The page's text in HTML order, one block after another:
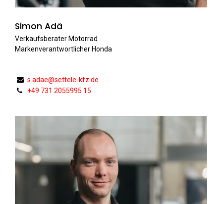
Simon Adä
Verkaufsberater Motorrad
Markenverantwortlicher Honda
s.adae@settele-kfz.de
+49 731 2055995 15